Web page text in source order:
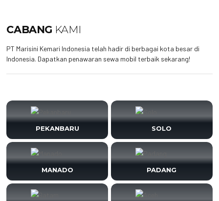
CABANG KAMI
PT Marisini Kemari Indonesia telah hadir di berbagai kota besar di
Indonesia. Dapatkan penawaran sewa mobil terbaik sekarang!
PEKANBARU SOLO
MANADO PADANG